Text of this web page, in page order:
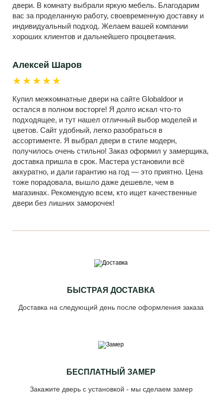
двери. В комнату выбрали яркую мебель. Благодарим
вас за проделанную работу, своевременную доставку и
индивидуальный подход. Желаем вашей компании
хороших клиентов и дальнейшего процветания.
Алексей Шаров
★★★★★
Купил межкомнатные двери на сайте Globaldoor и
остался в полном восторге! Я долго искал что-то
подходящее, и тут нашел отличный выбор моделей и
цветов. Сайт удобный, легко разобраться в
ассортименте. Я выбрал двери в стиле модерн,
получилось очень стильно! Заказ оформил у замерщика,
доставка пришла в срок. Мастера установили всё
аккуратно, и дали гарантию на год — это приятно. Цена
тоже порадовала, вышло даже дешевле, чем в
магазинах. Рекомендую всем, кто ищет качественные
двери без лишних заморочек!
БЫСТРАЯ ДОСТАВКА
Доставка на следующий день после оформления заказа
БЕСПЛАТНЫЙ ЗАМЕР
Закажите дверь с установкой - мы сделаем замер